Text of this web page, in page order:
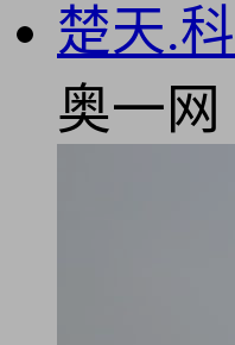
楚天.
奥一网